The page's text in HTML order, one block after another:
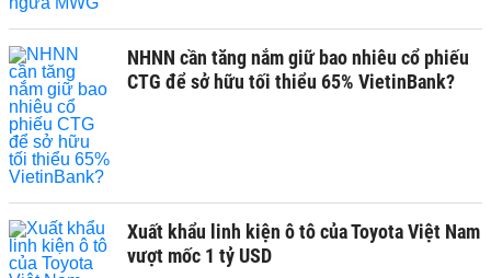
NHNN cần tăng nắm giữ bao nhiêu cổ phiếu
CTG để sở hữu tối thiểu 65% VietinBank?
Xuất khẩu linh kiện ô tô của Toyota Việt Nam
vượt mốc 1 tỷ USD